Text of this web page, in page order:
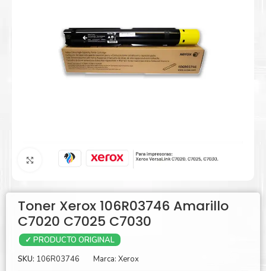
Agrandar
Toner Xerox 106R03746 Amarillo
C7020 C7025 C7030
✓ PRODUCTO ORIGINAL
SKU: 106R03746 Marca: Xerox